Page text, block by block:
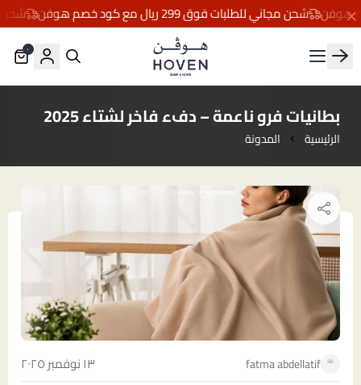
شحن مجاني للطلبات فوق 299 ريال مع كود خصم هوفن شحن مجاني
مفارش هوڤن
٠
بطانيات فرو ناعمة – دفء فاخر لشتاء 2025
الرئيسية المدونة
fatma abdellatif ١٣ نوفمبر ٢٠٢٥